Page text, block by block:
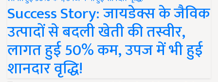
Success Story: जायडेक्स के जैविक
उत्पादों से बदली खेती की तस्वीर,
लागत हुई 50% कम, उपज में भी हुई
शानदार वृद्धि!